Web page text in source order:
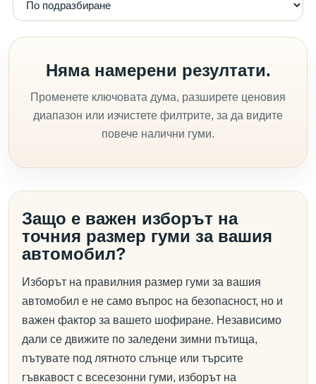
Няма намерени резултати.
Променете ключовата дума, разширете ценовия
диапазон или изчистете филтрите, за да видите
повече налични гуми.
Защо е важен изборът на
точния размер гуми за вашия
автомобил?
Изборът на правилния размер гуми за вашия
автомобил е не само въпрос на безопасност, но и
важен фактор за вашето шофиране. Независимо
дали се движите по заледени зимни пътища,
пътувате под лятното слънце или търсите
гъвкавост с всесезонни гуми, изборът на